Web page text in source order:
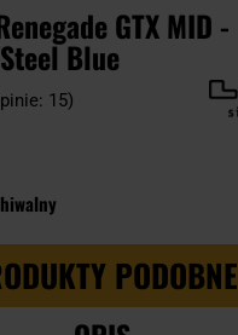
GTX MID -
Blue
15)
PODOBNE